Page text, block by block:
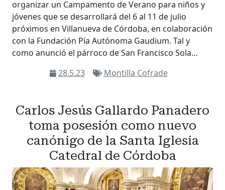
organizar un Campamento de Verano para niños y
jóvenes que se desarrollará del 6 al 11 de julio
próximos en Villanueva de Córdoba, en colaboración
con la Fundación Pía Autónoma Gaudium. Tal y
como anunció el párroco de San Francisco Sola…
28.5.23
Montilla Cofrade
Carlos Jesús Gallardo Panadero
toma posesión como nuevo
canónigo de la Santa Iglesia
Catedral de Córdoba